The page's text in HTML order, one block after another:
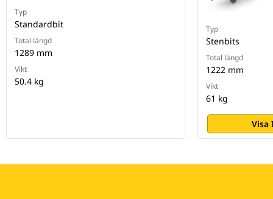
Typ
Standardbit
Total längd
1289 mm
Vikt
50.4 kg
Typ
Stenbits
Total längd
1222 mm
Vikt
61 kg
Visa